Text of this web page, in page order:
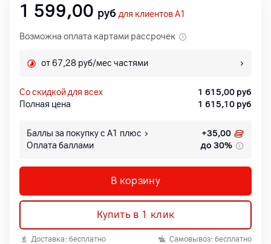
1 599,00 руб для клиентов A1
Возможна оплата картами рассрочек
от 67,28 руб/мес частями
со скидкой для всех 1 615,00 руб
Полная цена
1 615,10 руб
Баллы за покупку с А1 плюс +35,00
Оплата баллами
до 30%
В корзину
Купить в 1 клик
Доставка: бесплатно Самовывоз: бесплатно